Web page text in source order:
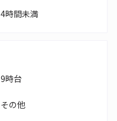
4時間未満
9時台
その他